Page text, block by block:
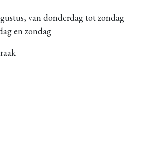
van donderdag tot zondag
en zondag